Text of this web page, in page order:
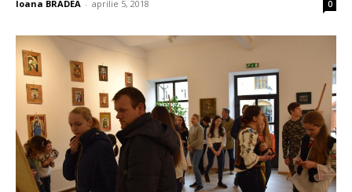
Ioana BRADEA - aprilie 5, 2018 0